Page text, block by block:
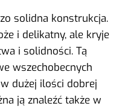
solidna konstrukcja.
i delikatny, ale kryje
i solidności. Tą
wszechobecnych
dużej ilości dobrej
ją znaleźć także w